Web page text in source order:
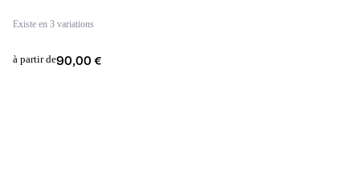
Existe en 3 variations
à partir de90,00 €